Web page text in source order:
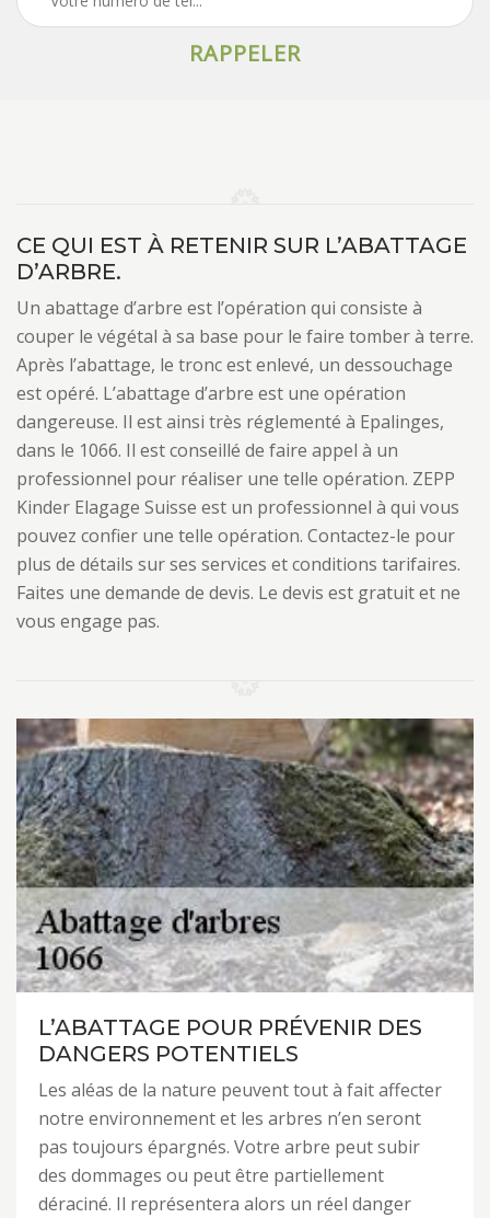
CE QUI EST À RETENIR SUR L’ABATTAGE
D’ARBRE.
Un abattage d’arbre est l’opération qui consiste à
couper le végétal à sa base pour le faire tomber à terre.
Après l’abattage, le tronc est enlevé, un dessouchage
est opéré. L’abattage d’arbre est une opération
dangereuse. Il est ainsi très réglementé à Epalinges,
dans le 1066. Il est conseillé de faire appel à un
professionnel pour réaliser une telle opération. ZEPP
Kinder Elagage Suisse est un professionnel à qui vous
pouvez confier une telle opération. Contactez-le pour
plus de détails sur ses services et conditions tarifaires.
Faites une demande de devis. Le devis est gratuit et ne
vous engage pas.
L’ABATTAGE POUR PRÉVENIR DES
DANGERS POTENTIELS
Les aléas de la nature peuvent tout à fait affecter
notre environnement et les arbres n’en seront
pas toujours épargnés. Votre arbre peut subir
des dommages ou peut être partiellement
déraciné. Il représentera alors un réel danger